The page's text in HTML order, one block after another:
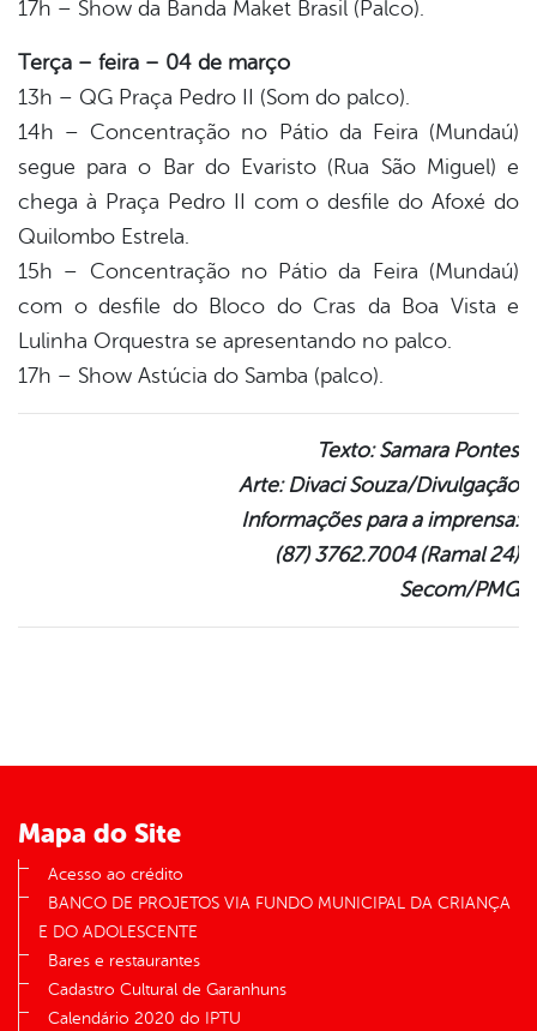
17h – Show da Banda Maket Brasil (Palco).
Terça – feira – 04 de março
13h – QG Praça Pedro II (Som do palco).
14h – Concentração no Pátio da Feira (Mundaú)
segue para o Bar do Evaristo (Rua São Miguel) e
chega à Praça Pedro II com o desfile do Afoxé do
Quilombo Estrela.
15h – Concentração no Pátio da Feira (Mundaú)
com o desfile do Bloco do Cras da Boa Vista e
Lulinha Orquestra se apresentando no palco.
17h – Show Astúcia do Samba (palco).
Texto: Samara Pontes
Arte: Divaci Souza/Divulgação
Informações para a imprensa:
(87) 3762.7004 (Ramal 24)
Secom/PMG
Mapa do Site
Acesso ao crédito
BANCO DE PROJETOS VIA FUNDO MUNICIPAL DA CRIANÇA
E DO ADOLESCENTE
Bares e restaurantes
Cadastro Cultural de Garanhuns
Calendário 2020 do IPTU